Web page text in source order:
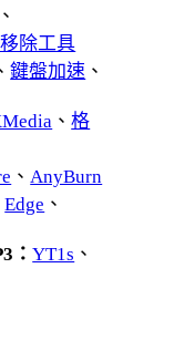
、
除工具
鍵盤加速 、
、格
、 AnyBurn
Edge 、
：YT1s 、